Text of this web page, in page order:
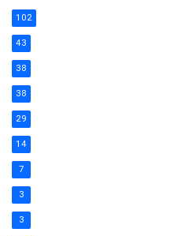
102
43
38
38
29
14
7
3
3